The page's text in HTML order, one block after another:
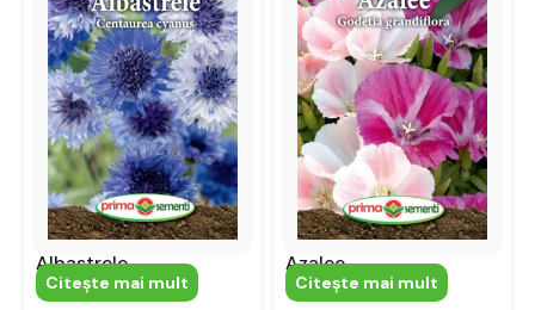
Albastrele
Citeşte mai mult
Azalee
Citeşte mai mult